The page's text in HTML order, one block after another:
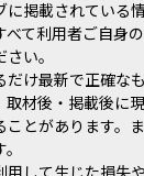
に掲載されている
べて利用者ご自身
い。
だけ最新で正確な
取材後・掲載後に
ことがあります。
用して生じた損失